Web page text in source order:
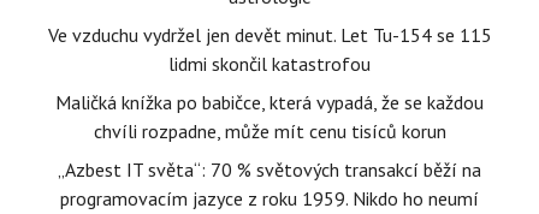
Ve vzduchu vydržel jen devět minut. Let Tu-154 se 115
lidmi skončil katastrofou
Maličká knížka po babičce, která vypadá, že se každou
chvíli rozpadne, může mít cenu tisíců korun
„Azbest IT světa“: 70 % světových transakcí běží na
programovacím jazyce z roku 1959. Nikdo ho neumí